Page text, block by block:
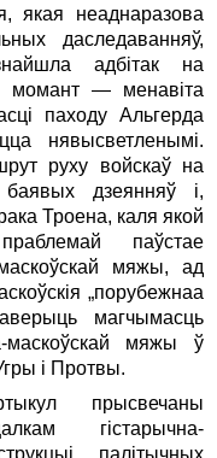
якая неаднаразова
даследаванняў,
адбітак на
момант — менавіта
паходу Альгерда
нявысветленымі.
руху войскаў на
дзеянняў і,
Троена, каля якой
паўстае
маскоўскай мяжы, ад
„порубежнаа
магчымасць
маскоўскай мяжы ў
i Протвы.
прысвечаны
гістарычна-
палітычных